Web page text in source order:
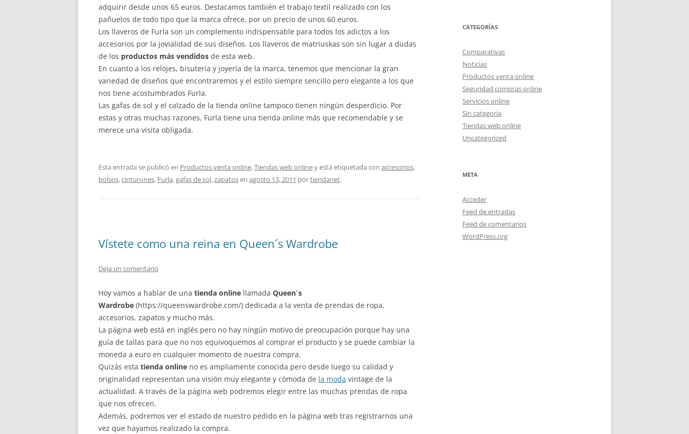
adquirir desde unos 65 euros. Destacamos también el trabajo textil realizado con los
pañuelos de todo tipo que la marca ofrece, por un precio de unos 60 euros.
Los llaveros de Furla son un complemento indispensable para todos los adictos a los
accesorios por la jovialidad de sus diseños. Los llaveros de matriuskas son sin lugar a dudas
de los productos más vendidos de esta web.
En cuanto a los relojes, bisutería y joyería de la marca, tenemos que mencionar la gran
variedad de diseños que encontraremos y el estilo siempre sencillo pero elegante a los que
nos tiene acostumbrados Furla.
Las gafas de sol y el calzado de la tienda online tampoco tienen ningún desperdicio. Por
estas y otras muchas razones, Furla tiene una tienda online más que recomendable y se
merece una visita obligada.
Esta entrada se publicó en Productos venta online,Tiendas web onliney está etiquetada con accesorios,
bolsos,cinturones, Furla,gafas de sol,zapatosen agosto 13, 2011 portiendanet.
Vístete como una reina en Queen´s Wardrobe
Deja un comentario
Hoy vamos a hablar de una tienda online llamada Queen´s
Wardrobe (https://queenswardrobe.com/) dedicada a la venta de prendas de ropa,
accesorios, zapatos y mucho más.
La página web está en inglés pero no hay ningún motivo de preocupación porque hay una
guía de tallas para que no nos equivoquemos al comprar el producto y se puede cambiar la
moneda a euro en cualquier momento de nuestra compra.
Quizás esta tienda online no es ampliamente conocida pero desde luego su calidad y
originalidad representan una visión muy elegante y cómoda de la moda vintage de la
actualidad. A través de la página web podremos elegir entre las muchas prendas de ropa
que nos ofrecen.
Además, podremos ver el estado de nuestro pedido en la página web tras registrarnos una
vez que hayamos realizado la compra.
CATEGORÍAS
Comparativas
Noticias
Productos venta online
Seguridad compras online
Servicios online
Sin categoría
Tiendas web online
Uncategorized
META
Acceder
Feed de entradas
Feed de comentarios
WordPress.org